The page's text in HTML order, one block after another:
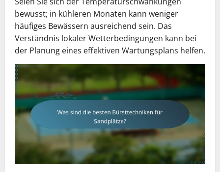
bewusst; in kühleren Monaten kann weniger
häufiges Bewässern ausreichend sein. Das
Verständnis lokaler Wetterbedingungen kann bei
der Planung eines effektiven Wartungsplans helfen.